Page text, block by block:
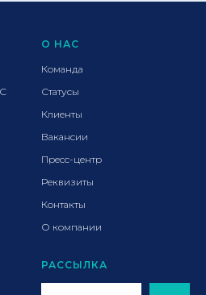
О НАС
Команда
Статусы
Клиенты
Вакансии
Пресс-центр
Реквизиты
Контакты
О компании
РАССЫЛКА